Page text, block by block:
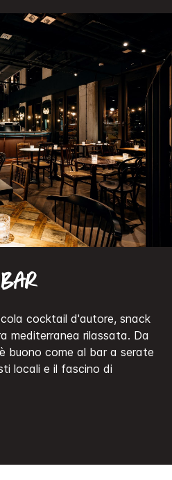
cocktail d'autore, snack
mediterranea rilassata. Da
buono come al bar a serate
locali e il fascino di